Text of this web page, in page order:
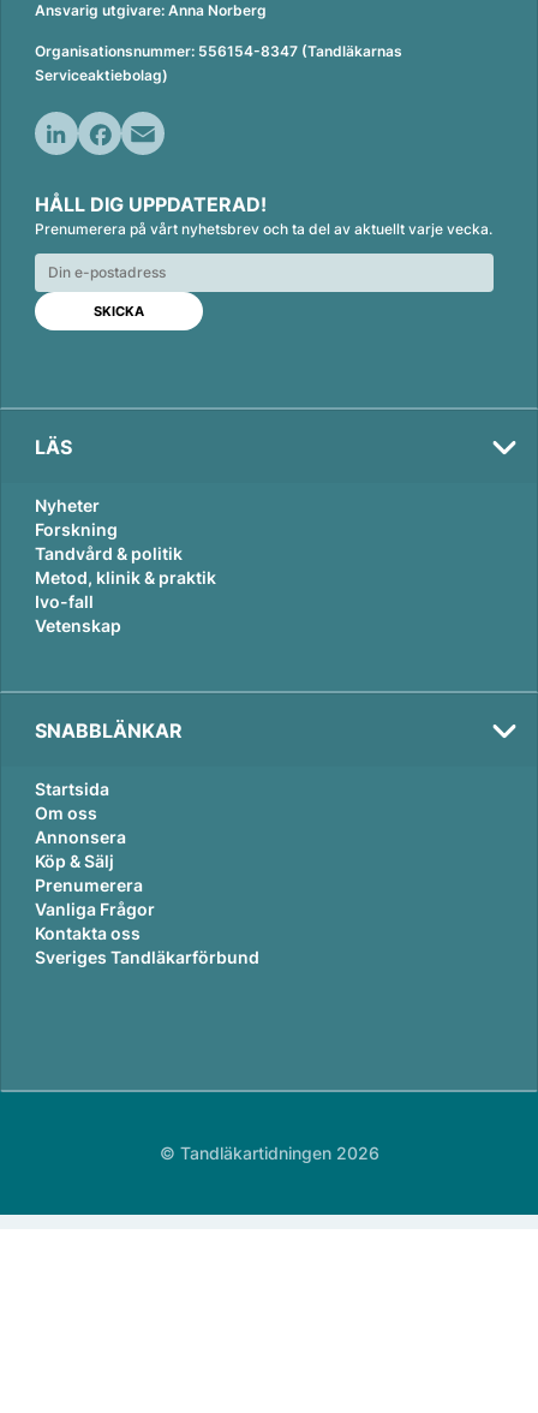
Ansvarig utgivare: Anna Norberg
Organisationsnummer: 556154-8347 (Tandläkarnas
Serviceaktiebolag)
n
k
e
d
n
c
e
b
o
o
k
a
i
l
HÅLL DIG UPPDATERAD!
Prenumerera på vårt nyhetsbrev och ta del av aktuellt varje vecka.
LÄS
Nyheter
Forskning
Tandvård & politik
Metod, klinik & praktik
Ivo-fall
Vetenskap
SNABBLÄNKAR
Startsida
Om oss
Annonsera
Köp & Sälj
Prenumerera
Vanliga Frågor
Kontakta oss
Sveriges Tandläkarförbund
© Tandläkartidningen 2026